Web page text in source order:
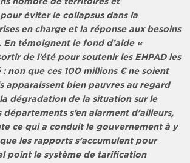
éviter le collapsus dans la
en charge et la réponse aux besoins
En témoignent le fond d’aide «
de l’été pour soutenir les EHPAD les
non que ces 100 millions € ne soient
apparaissent bien pauvres au regard
dégradation de la situation sur le
départements s’en alarment d’ailleurs,
ce qui a conduit le gouvernement à y
les rapports s’accumulent pour
point le système de tarification